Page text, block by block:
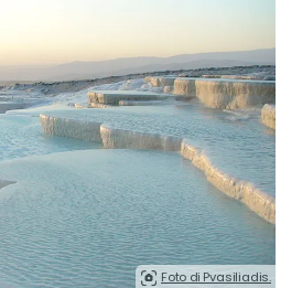
Foto di Pvasiliadis.